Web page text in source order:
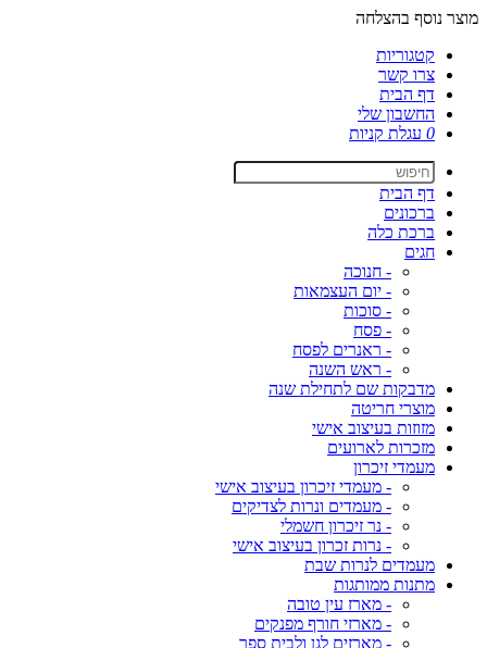
מוצר נוסף בהצלחה
קטגוריות
צרו קשר
דף הבית
החשבון שלי
0 עגלת קניות
דף הבית
ברכונים
ברכת כלה
חגים
- חנוכה
- יום העצמאות
- סוכות
- פסח
- ראנרים לפסח
- ראש השנה
מדבקות שם לתחילת שנה
מוצרי חריטה
מזוזות בעיצוב אישי
מזכרות לארועים
מעמדי זיכרון
- מעמדי זיכרון בעיצוב אישי
- מעמדים ונרות לצדיקים
- נר זיכרון חשמלי
- נרות זכרון בעיצוב אישי
מעמדים לנרות שבת
מתנות ממותגות
- מארז עין טובה
- מארזי חורף מפנקים
- מארזים לגן ולבית ספר